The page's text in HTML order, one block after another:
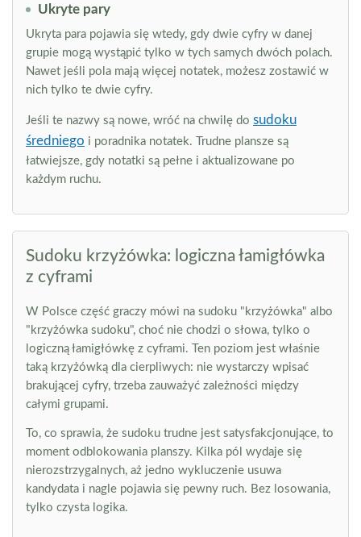
Ukryte pary
Ukryta para pojawia się wtedy, gdy dwie cyfry w danej
grupie mogą wystąpić tylko w tych samych dwóch polach.
Nawet jeśli pola mają więcej notatek, możesz zostawić w
nich tylko te dwie cyfry.
Jeśli te nazwy są nowe, wróć na chwilę do sudoku
średniego i poradnika notatek. Trudne plansze są
łatwiejsze, gdy notatki są pełne i aktualizowane po
każdym ruchu.
Sudoku krzyżówka: logiczna łamigłówka
z cyframi
W Polsce część graczy mówi na sudoku "krzyżówka" albo
"krzyżówka sudoku", choć nie chodzi o słowa, tylko o
logiczną łamigłówkę z cyframi. Ten poziom jest właśnie
taką krzyżówką dla cierpliwych: nie wystarczy wpisać
brakującej cyfry, trzeba zauważyć zależności między
całymi grupami.
To, co sprawia, że sudoku trudne jest satysfakcjonujące, to
moment odblokowania planszy. Kilka pól wydaje się
nierozstrzygalnych, aż jedno wykluczenie usuwa
kandydata i nagle pojawia się pewny ruch. Bez losowania,
tylko czysta logika.